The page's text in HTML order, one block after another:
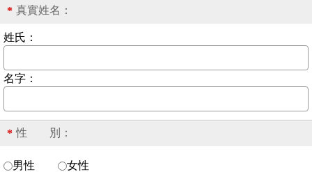
* 真實姓名：
姓氏：
名字：
* 性 別：
男性 女性